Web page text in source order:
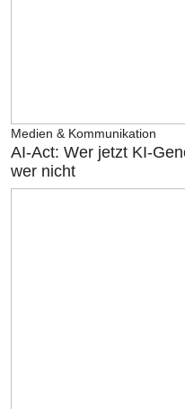
Medien & Kommunikation
AI-Act: Wer jetzt KI-
wer nicht